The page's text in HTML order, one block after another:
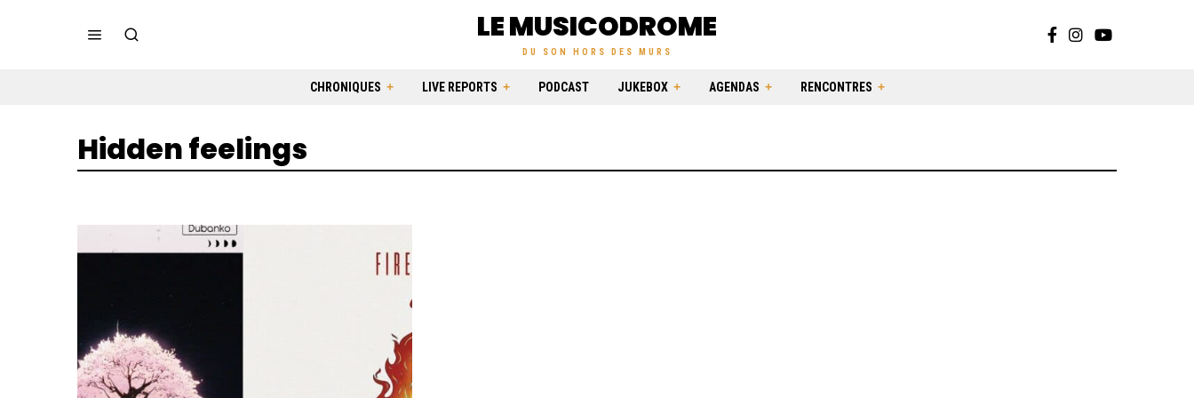
LE MUSICODROME
DU SON HORS DES MURS
CHRONIQUES LIVE REPORTS PODCAST JUKEBOX AGENDAS RENCONTRES
Hidden feelings